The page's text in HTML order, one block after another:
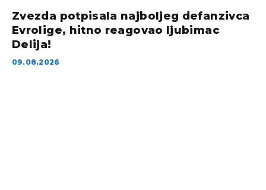
Zvezda potpisala najboljeg defanzivca
Evrolige, hitno reagovao ljubimac
Delija!
09.08.2026